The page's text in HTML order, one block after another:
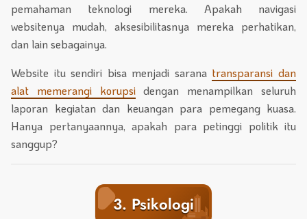
pemahaman teknologi mereka. Apakah navigasi
websitenya mudah, aksesibilitasnya mereka perhatikan,
dan lain sebagainya.
Website itu sendiri bisa menjadi sarana transparansi dan
alat memerangi korupsidengan menampilkan seluruh
laporan kegiatan dan keuangan para pemegang kuasa.
Hanya pertanyaannya, apakah para petinggi politik itu
sanggup?
3. Psikologi